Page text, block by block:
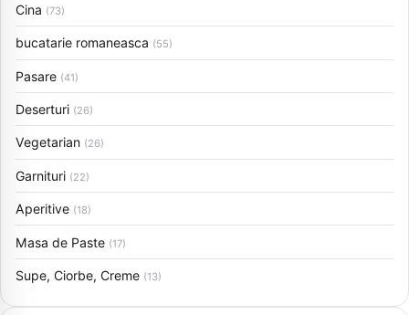
Cina (73)
bucatarie romaneasca (55)
Pasare (41)
Deserturi (26)
Vegetarian (26)
Garnituri (22)
Aperitive (18)
Masa de Paste (17)
Supe, Ciorbe, Creme (13)